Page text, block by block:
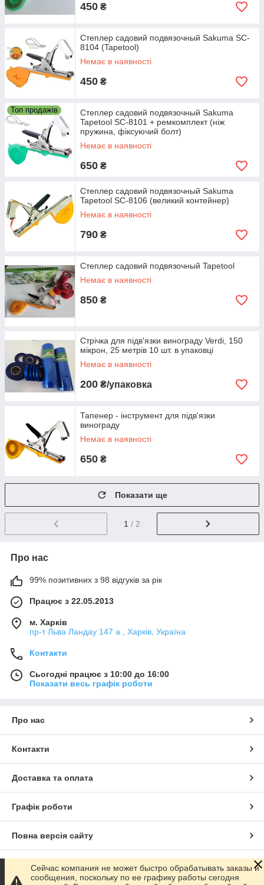
450 ₴
Степлер садовий подвязочный Sakuma SC-
8104 (Tapetool)
Немає в наявності
450 ₴
Топ продажів
Степлер садовий подвязочный Sakuma
Tapetool SC-8101 + ремкомплект (ніж
пружина, фіксуючий болт)
Немає в наявності
650 ₴
Степлер садовий подвязочный Sakuma
Tapetool SC-8106 (великий контейнер)
Немає в наявності
790 ₴
Степлер садовий подвязочный Tapetool
Немає в наявності
850 ₴
Стрічка для підв'язки винограду Verdi, 150
мікрон, 25 метрів 10 шт. в упаковці
Немає в наявності
200 ₴/упаковка
Тапенер - інструмент для підв'язки
винограду
Немає в наявності
650 ₴
Показати ще
1 / 2
Про нас
99% позитивних з 98 відгуків за рік
Працює з 22.05.2013
м. Харків
пр-т Льва Ландау 147 а , Харків, Україна
Контакти
Сьогодні працює з 10:00 до 16:00
Показати весь графік роботи
Про нас
Контакти
Доставка та оплата
Графік роботи
Повна версія сайту
Сайт створено на маркетплейсі Prom.ua
Сейчас компания не может быстро обрабатывать заказы и
сообщения, поскольку по ее графику работы сегодня